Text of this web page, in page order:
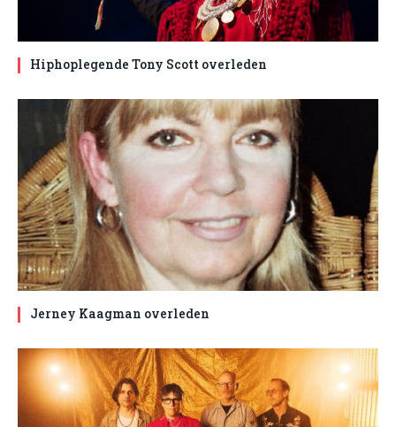
Hiphoplegende Tony Scott overleden
Jerney Kaagman overleden